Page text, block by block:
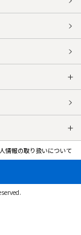
情報の取り扱いについて